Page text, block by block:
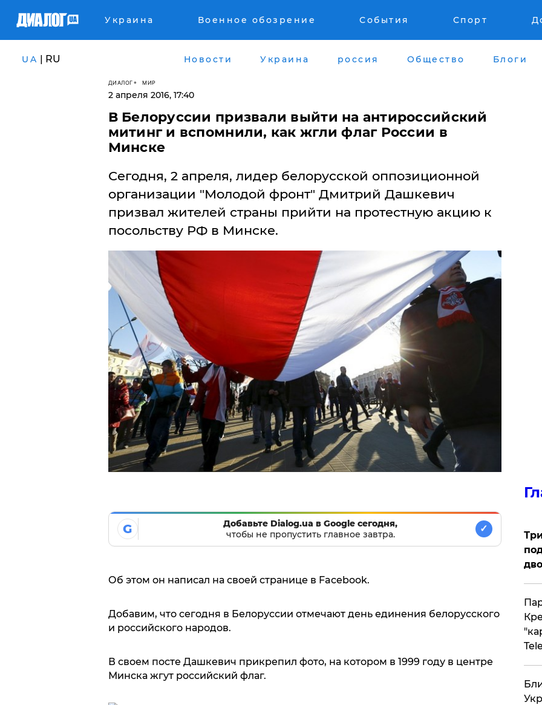
Украина Военное обозрение События Спорт
UA | RU Новости Украина россия Общество Блоги
ДИАЛОГ МИР
2 апреля 2016, 17:40
В Белоруссии призвали выйти на антироссийский
митинг и вспомнили, как жгли флаг России в
Минске
Сегодня, 2 апреля, лидер белорусской оппозиционной
организации "Молодой фронт" Дмитрий Дашкевич
призвал жителей страны прийти на протестную акцию к
посольству РФ в Минске.
G
Добавьте Dialog.ua в Google сегодня,
чтобы не пропустить главное завтра.
✓
Об этом он написал на своей странице в Facebook.
Добавим, что сегодня в Белоруссии отмечают день единения белорусского
и российского народов.
В своем посте Дашкевич прикрепил фото, на котором в 1999 году в центре
Минска жгут российский флаг.